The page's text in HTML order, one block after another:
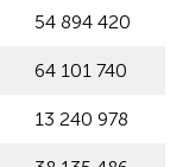
54 894 420
64 101 740
13 240 978